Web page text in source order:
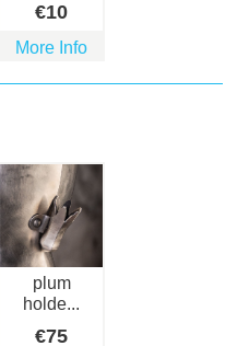
€10
More Info
plum
holde...
€75